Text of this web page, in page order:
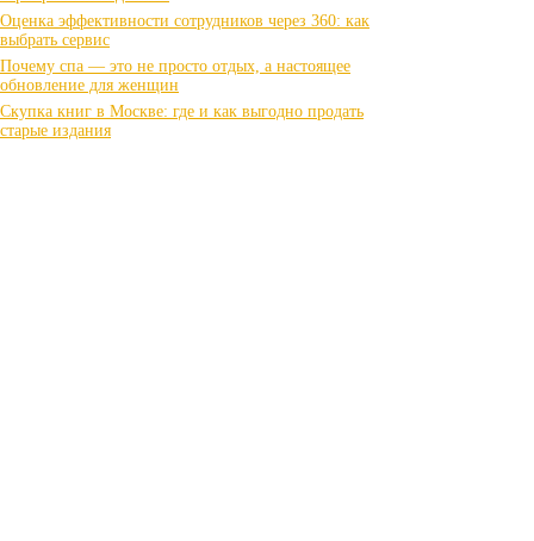
Оценка эффективности сотрудников через 360: как
выбрать сервис
Почему спа — это не просто отдых, а настоящее
обновление для женщин
Скупка книг в Москве: где и как выгодно продать
старые издания